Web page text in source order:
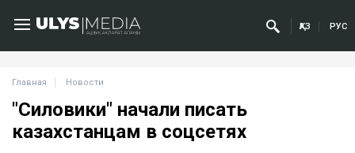
ҚАЗ РУС
Главная Новости
"Силовики" начали писать
казахстанцам в соцсетях